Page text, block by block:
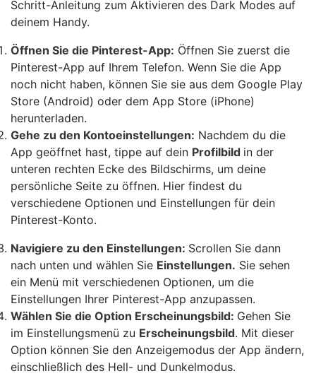
Schritt-Anleitung zum Aktivieren des Dark Modes auf
deinem Handy.
Öffnen Sie die Pinterest-App: Öffnen Sie zuerst die
Pinterest-App auf Ihrem Telefon. Wenn Sie die App
noch nicht haben, können Sie sie aus dem Google Play
Store (Android) oder dem App Store (iPhone)
herunterladen.
Gehe zu den Kontoeinstellungen: Nachdem du die
App geöffnet hast, tippe auf dein Profilbild in der
unteren rechten Ecke des Bildschirms, um deine
persönliche Seite zu öffnen. Hier findest du
verschiedene Optionen und Einstellungen für dein
Pinterest-Konto.
Navigiere zu den Einstellungen: Scrollen Sie dann
nach unten und wählen Sie Einstellungen. Sie sehen
ein Menü mit verschiedenen Optionen, um die
Einstellungen Ihrer Pinterest-App anzupassen.
Wählen Sie die Option Erscheinungsbild: Gehen Sie
im Einstellungsmenü zu Erscheinungsbild. Mit dieser
Option können Sie den Anzeigemodus der App ändern,
einschließlich des Hell- und Dunkelmodus.